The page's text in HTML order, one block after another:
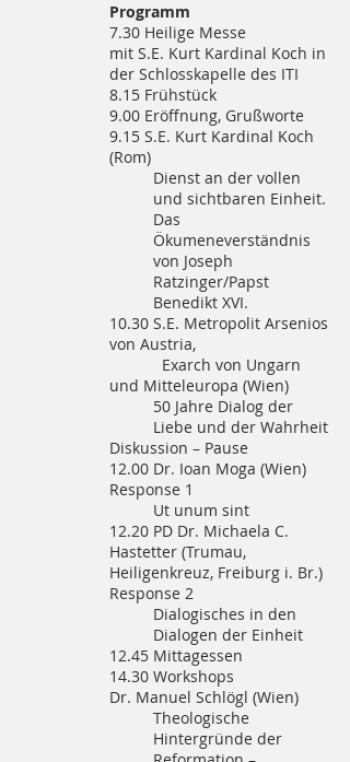
Programm
7.30 Heilige Messe
mit S.E. Kurt Kardinal Koch in
der Schlosskapelle des ITI
8.15 Frühstück
9.00 Eröffnung, Grußworte
9.15 S.E. Kurt Kardinal Koch
(Rom)
Dienst an der vollen
und sichtbaren Einheit.
Das
Ökumeneverständnis
von Joseph
Ratzinger/Papst
Benedikt XVI.
10.30 S.E. Metropolit Arsenios
von Austria,
Exarch von Ungarn
und Mitteleuropa (Wien)
50 Jahre Dialog der
Liebe und der Wahrheit
Diskussion – Pause
12.00 Dr. Ioan Moga (Wien)
Response 1
Ut unum sint
12.20 PD Dr. Michaela C.
Hastetter (Trumau,
Heiligenkreuz, Freiburg i. Br.)
Response 2
Dialogisches in den
Dialogen der Einheit
12.45 Mittagessen
14.30 Workshops
Dr. Manuel Schlögl (Wien)
Theologische
Hintergründe der